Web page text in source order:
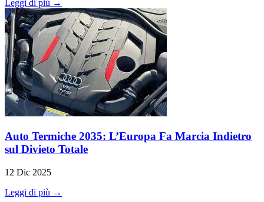
Leggi di più →
Auto Termiche 2035: L’Europa Fa Marcia Indietro
sul Divieto Totale
12 Dic 2025
Leggi di più →